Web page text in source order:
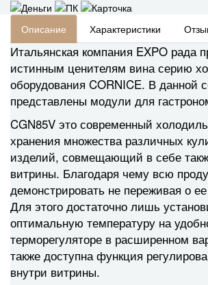
Описание Характеристики
Итальянская компания EXPO рада
истинным ценителям вина серию
оборудования CORNICE. В данной
представлены модули для
CGN85V это современный
хранения множества различных
изделий, совмещающий в себе
витрины. Благодаря чему всю
демонстрировать не переживая о
Для этого достаточно лишь
оптимальную температуру на
терморегуляторе в расширенном
также доступна функция
внутри витрины.